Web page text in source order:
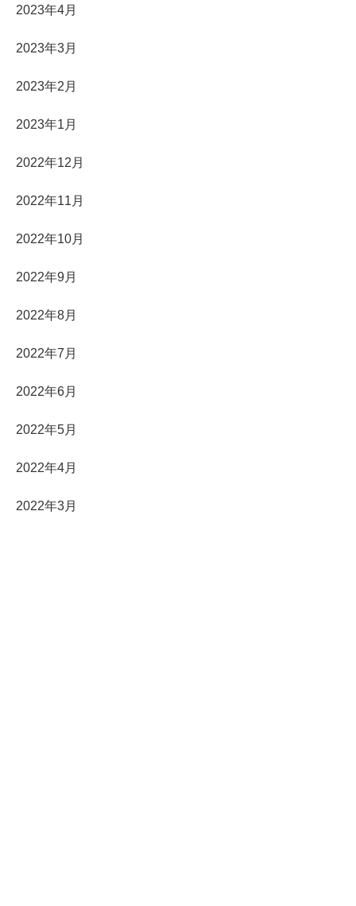
2023年4月
2023年3月
2023年2月
2023年1月
2022年12月
2022年11月
2022年10月
2022年9月
2022年8月
2022年7月
2022年6月
2022年5月
2022年4月
2022年3月